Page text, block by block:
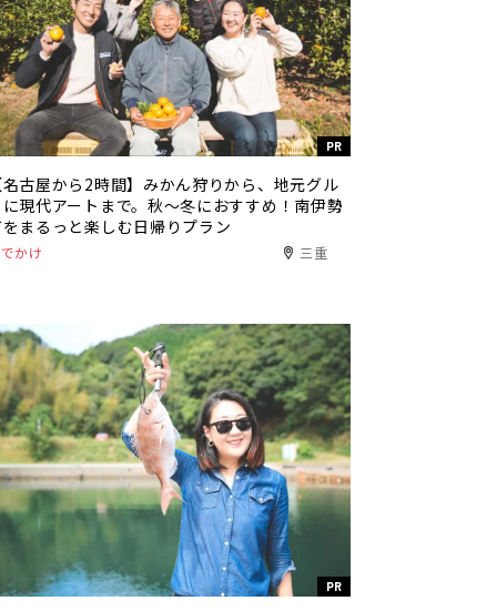
PR
古屋から2時間】みかん狩りから、地元グル
現代アートまで。秋〜冬におすすめ！南伊勢
まるっと楽しむ日帰りプラン
かけ 三重
PR